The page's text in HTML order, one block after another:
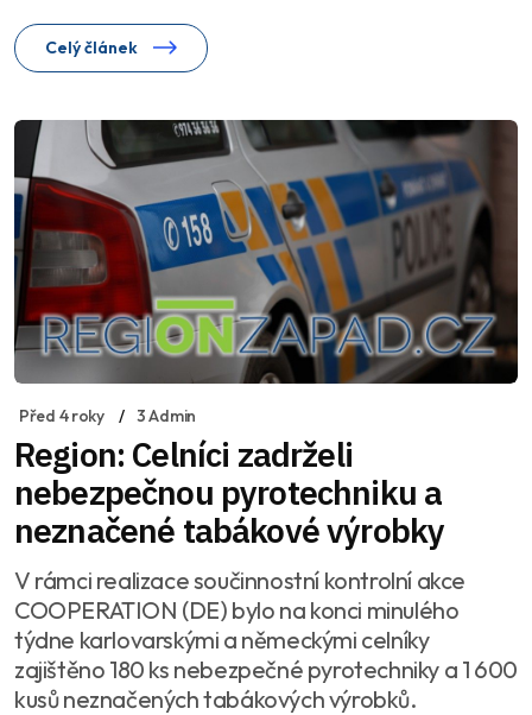
Celý článek
Před 4 roky 3 Admin
Region: Celníci zadrželi
nebezpečnou pyrotechniku a
neznačené tabákové výrobky
V rámci realizace součinnostní kontrolní akce
COOPERATION (DE) bylo na konci minulého
týdne karlovarskými a německými celníky
zajištěno 180 ks nebezpečné pyrotechniky a 1 600
kusů neznačených tabákových výrobků.